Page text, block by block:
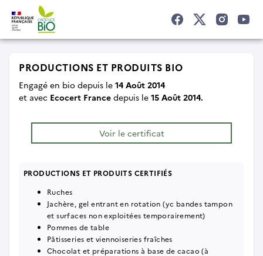
PRODUCTIONS ET PRODUITS BIO
Engagé en bio depuis le 14 Août 2014
et avec Ecocert France depuis le 15 Août 2014.
Voir le certificat
PRODUCTIONS ET PRODUITS CERTIFIÉS
Ruches
Jachère, gel entrant en rotation (yc bandes tampon
et surfaces non exploitées temporairement)
Pommes de table
Pâtisseries et viennoiseries fraîches
Chocolat et préparations à base de cacao (à